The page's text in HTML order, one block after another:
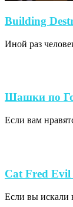
Building
Иной раз
Шашки по
Если вам
Cat Fred
Если вы искали